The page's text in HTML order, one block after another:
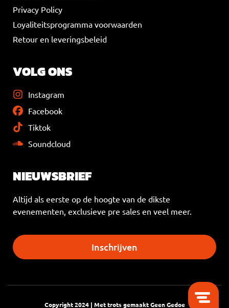
Privacy Policy
Loyaliteitsprogramma voorwaarden
Retour en leveringsbeleid
VOLG ONS
Instagram
Facebook
Tiktok
Soundcloud
NIEUWSBRIEF
Altijd als eerste op de hoogte van de dikste
evenementen, exclusieve pre sales en veel meer.
Inschrijven
Copyright 2024 | Met trots gemaaktGeen Gedoe